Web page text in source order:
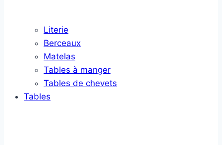
Literie
Berceaux
Matelas
Tables à manger
Tables de chevets
Tables